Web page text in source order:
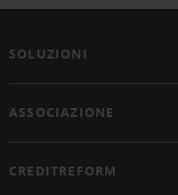
SOLUZIONI
ASSOCIAZIONE
CREDITREFORM